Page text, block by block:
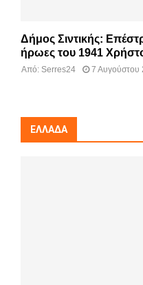
Δήμος Σιντικής:
ήρωες του 1941
Από: Serres24 7 Αυγούστου
ΕΛΛΆΔΑ